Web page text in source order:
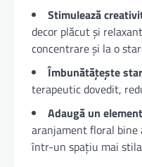
Stimulează
decor plăcut și
concentrare și la o
Îmbunătățește
terapeutic dovedit,
Adaugă un
aranjament floral bine
într-un spațiu mai